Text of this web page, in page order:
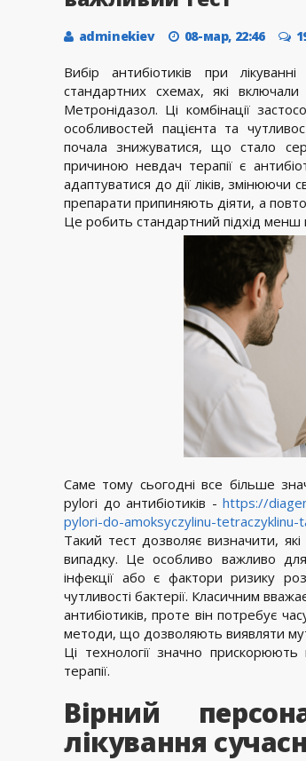
adminekiev 08-мар, 22:46
Вибір антибіотиків при
стандартних схемах, які
Метронідазол. Ці комбінації
особливостей пацієнта та
почала знижуватися, що стало
причиною невдач терапії є
адаптуватися до дії ліків, змінюючи
препарати припиняють діяти, а
Це робить стандартний підхід менш
Саме тому сьогодні все більше
pylori до антибіотиків - https://
pylori-do-amoksyczylinu-
Такий тест дозволяє визначити,
випадку. Це особливо важливо для
інфекції або є фактори ризику
чутливості бактерії. Класичним
антибіотиків, проте він потребує
методи, що дозволяють виявляти
Ці технології значно
терапії.
Вірний
лікування